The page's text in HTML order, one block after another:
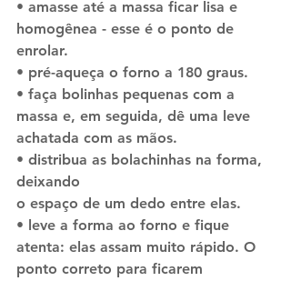
• amasse até a massa ficar lisa e
homogênea - esse é o ponto de
enrolar.
• pré-aqueça o forno a 180 graus.
• faça bolinhas pequenas com a
massa e, em seguida, dê uma leve
achatada com as mãos.
• distribua as bolachinhas na forma,
deixando
o espaço de um dedo entre elas.
• leve a forma ao forno e fique
atenta: elas assam muito rápido. O
ponto correto para ficarem